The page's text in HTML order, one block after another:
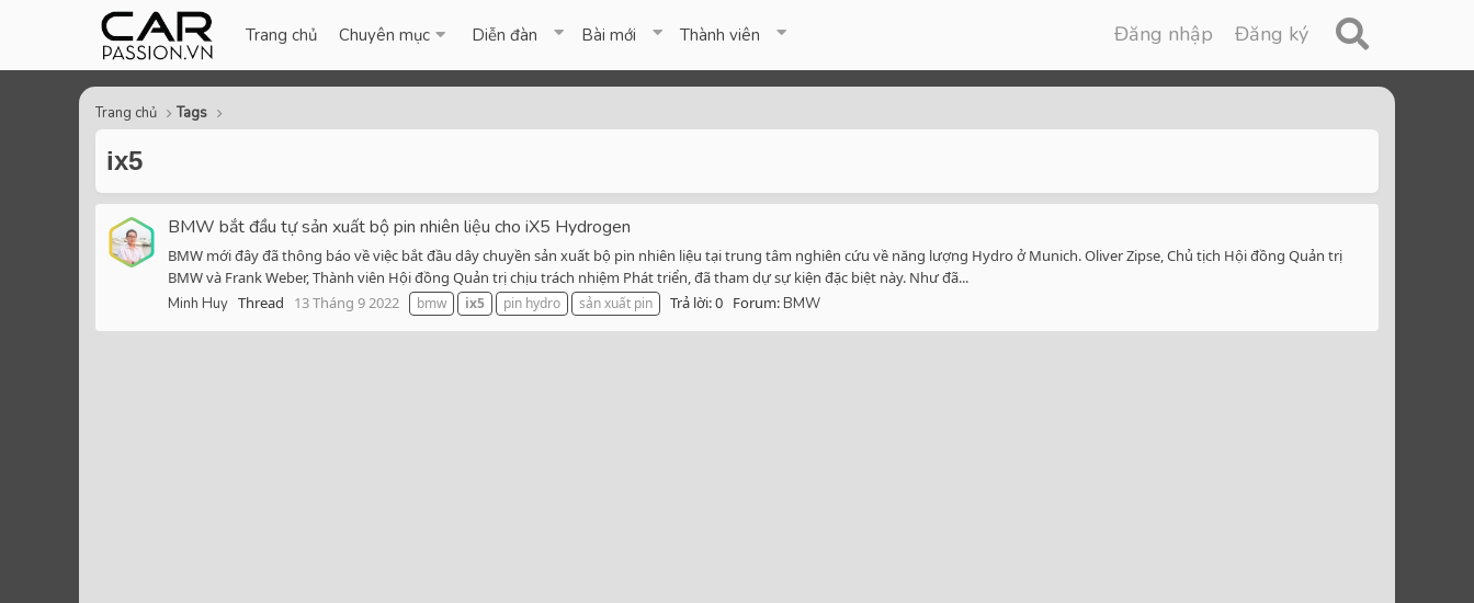
Trang chủ Chuyên mục Diễn đàn Bài mới Thành viên Đăng nhập Đăng ký
Trang chủ Tags
ix5
BMW bắt đầu tự sản xuất bộ pin nhiên liệu cho iX5 Hydrogen
BMW mới đây đã thông báo về việc bắt đầu dây chuyền sản xuất bộ pin nhiên liệu tại trung tâm nghiên cứu về năng lượng Hydro ở Munich. Oliver Zipse, Chủ tịch Hội đồng Quản trị
BMW và Frank Weber, Thành viên Hội đồng Quản trị chịu trách nhiệm Phát triển, đã tham dự sự kiện đặc biệt này. Như đã...
Minh Huy Thread 13 Tháng 9 2022 bmw ix5 pin hydro sản xuất pin Trả lời: 0 Forum:BMW